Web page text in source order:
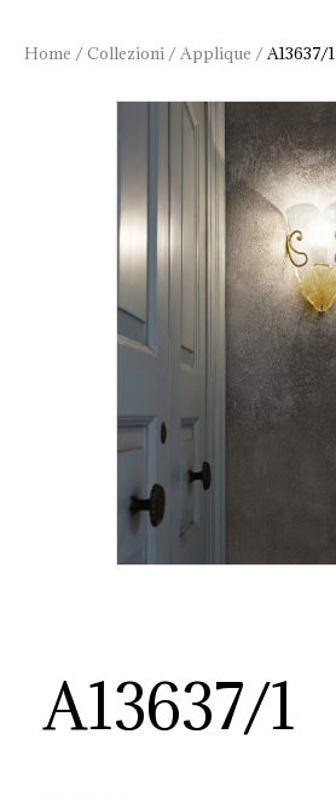
Home /Collezioni /Applique /A13637/1
A13637/1